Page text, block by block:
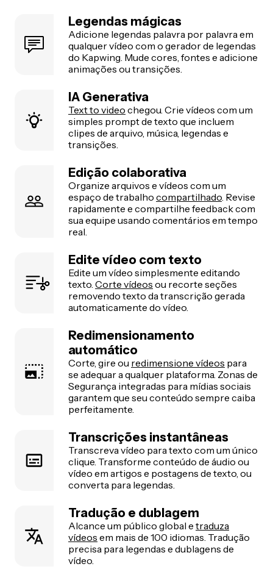
Legendas mágicas
Adicione legendas palavra por palavra em
qualquer vídeo com o gerador de legendas
do Kapwing. Mude cores, fontes e adicione
animações ou transições.
IA Generativa
Text to video chegou. Crie vídeos com um
simples prompt de texto que incluem
clipes de arquivo, música, legendas e
transições.
Edição colaborativa
Organize arquivos e vídeos com um
espaço de trabalho compartilhado . Revise
rapidamente e compartilhe feedback com
sua equipe usando comentários em tempo
real.
Edite vídeo com texto
Edite um vídeo simplesmente editando
texto. Corte vídeos ou recorte seções
removendo texto da transcrição gerada
automaticamente do vídeo.
Redimensionamento
automático
Corte, gire ou redimensione vídeos para
se adequar a qualquer plataforma. Zonas de
Segurança integradas para mídias sociais
garantem que seu conteúdo sempre caiba
perfeitamente.
Transcrições instantâneas
Transcreva vídeo para texto com um único
clique. Transforme conteúdo de áudio ou
vídeo em artigos e postagens de texto, ou
converta para legendas.
Tradução e dublagem
Alcance um público global e traduza
vídeos em mais de 100 idiomas. Tradução
precisa para legendas e dublagens de
vídeo.